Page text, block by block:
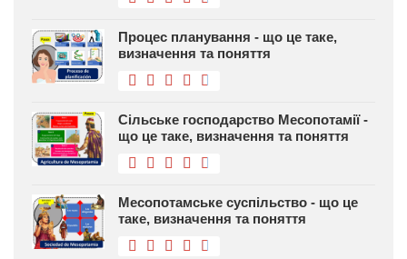
Процес планування - що це таке,
визначення та поняття
Сільське господарство Месопотамії -
що це таке, визначення та поняття
Месопотамське суспільство - що це
таке, визначення та поняття